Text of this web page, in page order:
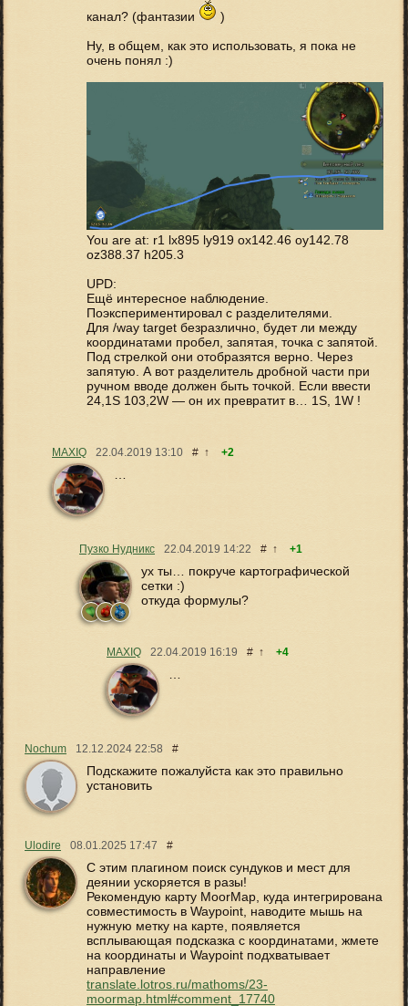
канал? (фантазии
)
Ну, в общем, как это использовать, я пока не
очень понял :)
You are at: r1 lx895 ly919 ox142.46 oy142.78
oz388.37 h205.3
UPD:
Ещё интересное наблюдение.
Поэкспериментировал с разделителями.
Для /way target безразлично, будет ли между
координатами пробел, запятая, точка с запятой.
Под стрелкой они отобразятся верно. Через
запятую. А вот разделитель дробной части при
ручном вводе должен быть точкой. Если ввести
24,1S 103,2W — он их превратит в… 1S, 1W !
MAXIQ 22.04.2019 13:10 # ↑ +2
Пузко Нудникс 22.04.2019 14:22 # ↑ +1
ух ты… покруче картографической
сетки :)
откуда формулы?
MAXIQ 22.04.2019 16:19 # ↑ +4
Nochum 12.12.2024 22:58 #
Подскажите пожалуйста как это правильно
установить
Ulodire 08.01.2025 17:47 #
С этим плагином поиск сундуков и мест для
деянии ускоряется в разы!
Рекомендую карту MoorMap, куда интегрирована
совместимость в Waypoint, наводите мышь на
нужную метку на карте, появляется
всплывающая подсказка с координатами, жмете
на координаты и Waypoint подхватывает
направление
translate.lotros.ru/mathoms/23-
moormap.html#comment_17740